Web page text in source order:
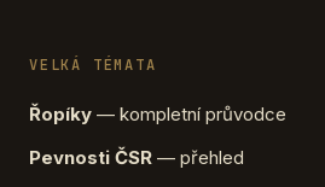
VELKÁ TÉMATA
Řopíky — kompletní průvodce
Pevnosti ČSR — přehled